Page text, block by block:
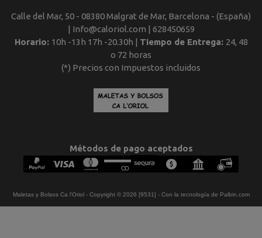
Calle del Mar, 50 - 08380 Malgrat de Mar, Barcelona - (España)
| Info@caloriol.com | 628450659
Horario: 10h -13h 17h -20.30h | Tiempo de Entrega: 24, 48
o 72 horas
(*) Precios con Impuestos incluidos
Métodos de pago aceptados
Maletas y Bolsos Ca l'Oriol- Copyright © 2026 [9531] - Con la tecnología de Palbin.com